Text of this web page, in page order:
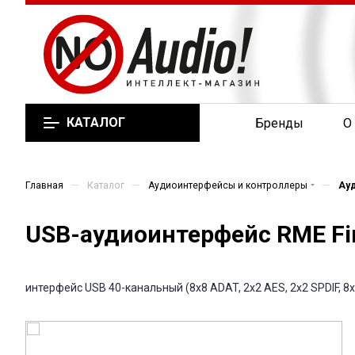
КАТАЛОГ Бренды О
Главная — Каталог — Аудиоинтерфейсы и контроллеры —
USB-аудиоинтерфейс RME
интерфейс USB 40-канальный (8x8 ADAT, 2x2 AES, 2x2 SPDIF,